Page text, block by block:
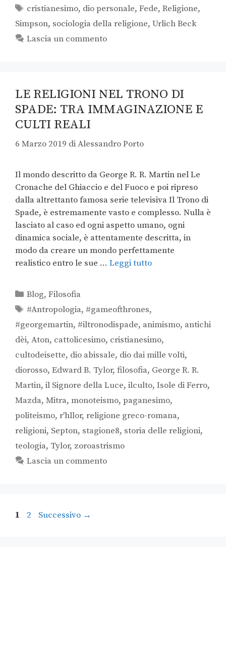
cristianesimo, dio personale,Fede,Religione,
Simpson, sociologia della religione, Urlich Beck
Lascia un commento
LE RELIGIONI NEL TRONO DI
SPADE: TRA IMMAGINAZIONE E
CULTI REALI
6 Marzo 2019 diAlessandro Porto
Il mondo descritto da George R. R. Martin nel Le
Cronache del Ghiaccio e del Fuoco e poi ripreso
dalla altrettanto famosa serie televisiva Il Trono di
Spade, è estremamente vasto e complesso. Nulla è
lasciato al caso ed ogni aspetto umano, ogni
dinamica sociale, è attentamente descritta, in
modo da creare un mondo perfettamente
realistico entro le sue … Leggi tutto
Blog,Filosofia
#Antropologia, #gameofthrones,
#georgemartin, #iltronodispade, animismo, antichi
dèi, Aton, cattolicesimo, cristianesimo,
cultodeisette, dio abissale, dio dai mille volti,
diorosso, Edward B. Tylor, filosofia, George R. R.
Martin, il Signore della Luce, ilculto, Isole di Ferro,
Mazda, Mitra, monoteismo, paganesimo,
politeismo, r'hllor, religione greco-romana,
religioni, Septon, stagione8, storia delle religioni,
teologia, Tylor, zoroastrismo
Lascia un commento
1 2 Successivo →